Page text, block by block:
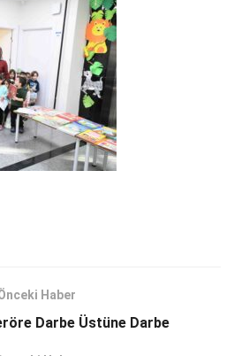
Haber
Darbe Üstüne Darbe